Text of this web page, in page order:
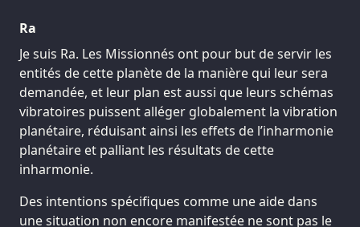
Ra
Je suis Ra. Les Missionnés ont pour but de servir les
entités de cette planète de la manière qui leur sera
demandée, et leur plan est aussi que leurs schémas
vibratoires puissent alléger globalement la vibration
planétaire, réduisant ainsi les effets de l’inharmonie
planétaire et palliant les résultats de cette
inharmonie.
Des intentions spécifiques comme une aide dans
une situation non encore manifestée ne sont pas le